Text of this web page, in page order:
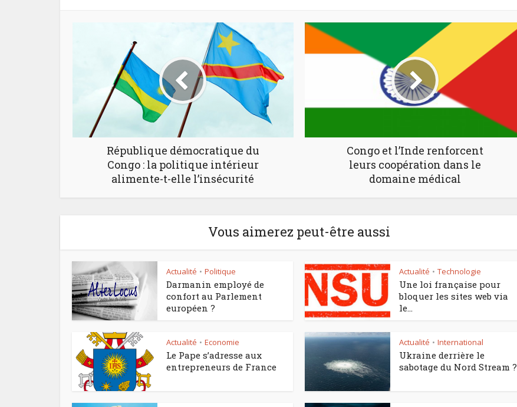
République démocratique du
Congo : la politique intérieur
alimente-t-elle l’insécurité
Congo et l’Inde renforcent
leurs coopération dans le
domaine médical
Vous aimerez peut-être aussi
Actualité • Politique
Darmanin employé de
confort au Parlement
européen ?
Actualité • Technologie
Une loi française pour
bloquer les sites web via
le...
Actualité • Economie
Le Pape s’adresse aux
entrepreneurs de France
Actualité • International
Ukraine derrière le
sabotage du Nord Stream ?